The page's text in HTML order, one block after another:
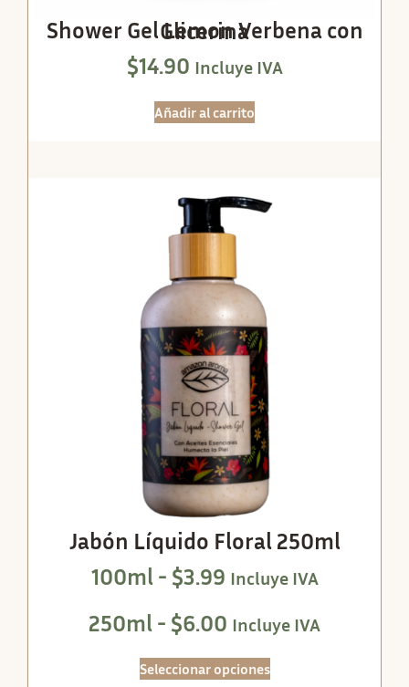
Shower Gel Lemon Verbena con Glicerina
$14.90 Incluye IVA
Añadir al carrito
Jabón Líquido Floral 250ml
100ml - $3.99 Incluye IVA
250ml - $6.00 Incluye IVA
Seleccionar opciones